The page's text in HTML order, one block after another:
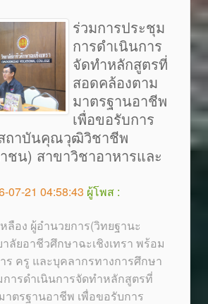
ร่วมการประชุม
การดำเนินการ
จัดทำหลักสูตรที่
สอดคล้องตาม
มาตรฐานอาชีพ
เพื่อขอรับการ
ถาบันคุณวุฒิวิชาชีพ
ชน) สาขาวิชาอาหารและ
07-21 04:58:43 ผู้โพส :
ลือง ผู้อำนวยการ(วิทยฐานะ
ลัยอาชีวศึกษาฉะเชิงเทรา พร้อม
ร ครู และบุคลากรทางการศึกษา
การดำเนินการจัดทำหลักสูตรที่
าตรฐานอาชีพ เพื่อขอรับการ